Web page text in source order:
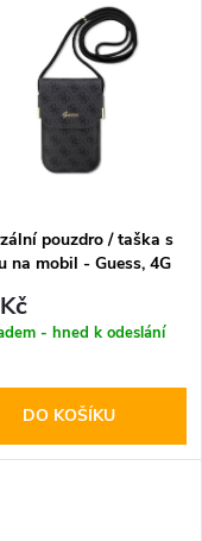
pouzdro / taška s
na mobil - Guess, 4G
- hned k odeslání
DO KOŠÍKU